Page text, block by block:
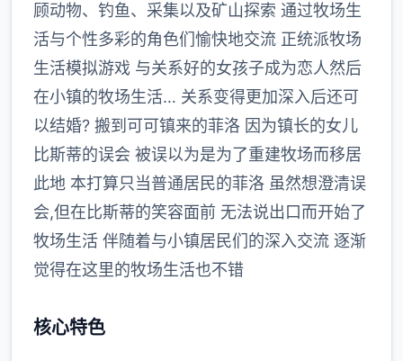
顾动物、钓鱼、采集以及矿山探索 通过牧场生
活与个性多彩的角色们愉快地交流 正统派牧场
生活模拟游戏 与关系好的女孩子成为恋人然后
在小镇的牧场生活… 关系变得更加深入后还可
以结婚? 搬到可可镇来的菲洛 因为镇长的女儿
比斯蒂的误会 被误以为是为了重建牧场而移居
此地 本打算只当普通居民的菲洛 虽然想澄清误
会,但在比斯蒂的笑容面前 无法说出口而开始了
牧场生活 伴随着与小镇居民们的深入交流 逐渐
觉得在这里的牧场生活也不错
核心特色